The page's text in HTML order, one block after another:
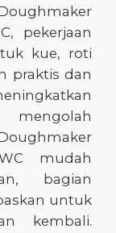
pekerjaan
kue, roti
praktis dan
mudah
bagian
untuk
kembali.